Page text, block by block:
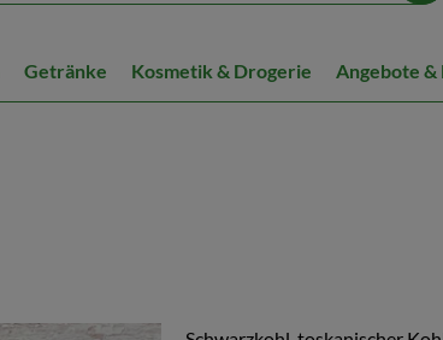
Getränke Kosmetik & Drogerie Angebote &